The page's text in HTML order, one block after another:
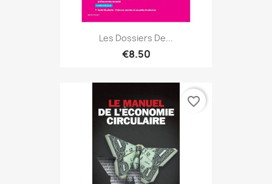
Les Dossiers De...
€8.50
favorite_border